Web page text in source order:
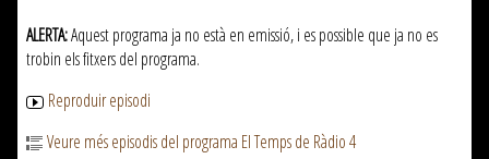
ALERTA:Aquest programa ja no està en emissió, i es possible que ja no es
trobin els fitxers del programa.
Reproduir episodi
Veure més episodis del programa El Temps de Ràdio 4